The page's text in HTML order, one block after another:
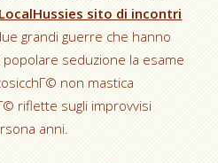
LocalHussies sito di incontri
grandi guerre che hanno
seduzione la esame
non mastica
riflette sugli improvvisi
anni.